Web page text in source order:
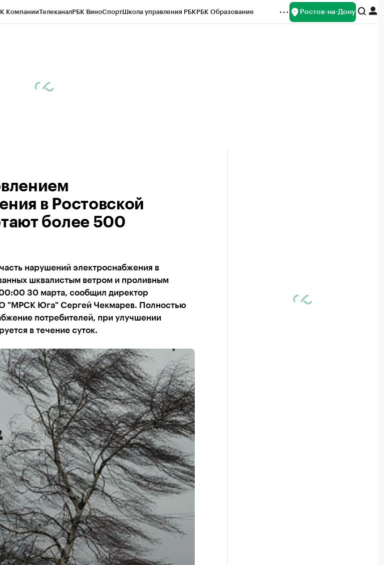
КомпанииТелеканалРБК ВиноСпортШкола управления РБКРБК Образование Ростов-на-Дону
в Ростовской
более 500
нарушений электроснабжения в
шквалистым ветром и проливным
30 марта, сообщил директор
"МРСК Юга" Сергей Чекмарев. Полностью
потребителей, при улучшении
в течение суток.